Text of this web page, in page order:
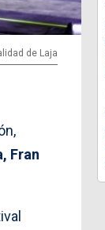
de Laja
Fran